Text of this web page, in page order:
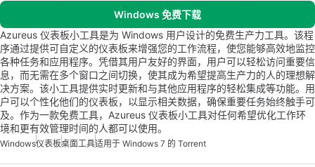
Windows 免费下载
Azureus 仪表板小工具是为 Windows 用户设计的免费生产力工具。该程
序通过提供可自定义的仪表板来增强您的工作流程，使您能够高效地监控
各种任务和应用程序。凭借其用户友好的界面，用户可以轻松访问重要信
息，而无需在多个窗口之间切换，使其成为希望提高生产力的人的理想解
决方案。该小工具提供实时更新和与其他应用程序的轻松集成等功能。用
户可以个性化他们的仪表板，以显示相关数据，确保重要任务始终触手可
及。作为一款免费工具，Azureus 仪表板小工具对任何希望优化工作环
境和更有效管理时间的人都可以使用。
Windows仪表板桌面工具适用于 Windows 7 的 Torrent